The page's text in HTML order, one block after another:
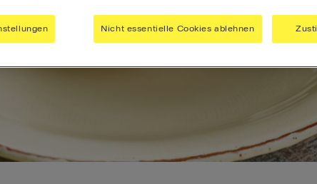
Nicht essentielle Cookies ablehnen